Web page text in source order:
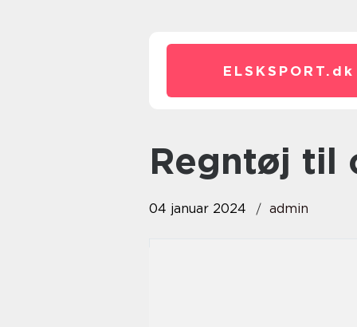
ELSKSPORT. dk
regntøj til
04 januar 2024 admin